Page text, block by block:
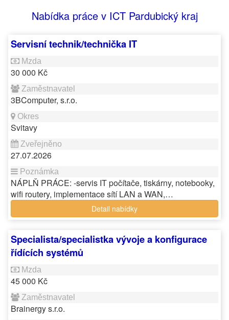
Nabídka práce v ICT Pardubický kraj
Servisní technik/technička IT
30 000 Kč
3BComputer, s.r.o.
Svitavy
27.07.2026
NÁPLŇ PRÁCE: -servis IT počítače, tiskárny, notebooky,
wifi routery, implementace sítí LAN a WAN,…
Detail nabídky
Specialista/specialistka vývoje a konfigurace
řídících systémů
45 000 Kč
Brainergy s.r.o.